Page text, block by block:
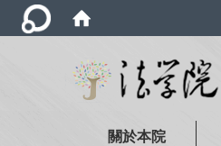
關於本院